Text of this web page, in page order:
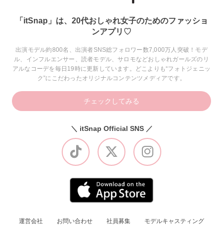
「itSnap」は、20代おしゃれ女子のためのファッショ
ンアプリ♡
出演モデル約800名、出演者SNS総フォロワー数7,000万人突破！モデ
ル、インフルエンサー、読者モデル、サロモなどおしゃれガールズのリ
アルなコーデを毎日19時に更新しています。どこよりも“フォトジェニッ
ク”にこだわったオリジナルコンテンツメディアです。
チェックしてみる
＼ itSnap Official SNS ／
運営会社 お問い合わせ 社員募集 モデルキャスティング